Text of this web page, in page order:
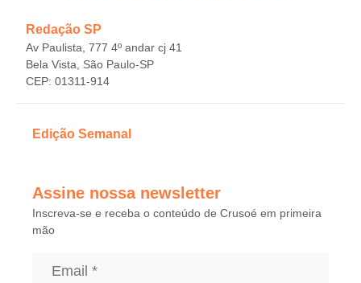
Redação SP
Av Paulista, 777 4º andar cj 41
Bela Vista, São Paulo-SP
CEP: 01311-914
Edição Semanal
Assine nossa newsletter
Inscreva-se e receba o conteúdo de Crusoé em primeira
mão